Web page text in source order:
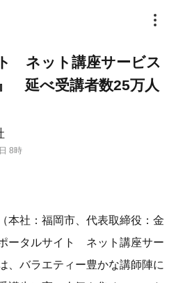
8時
ネット講座サービス
延べ受講者数25万人
本社：福岡市、代表取締役：金
ータルサイト ネット講座サー
、バラエティー豊かな講師陣に